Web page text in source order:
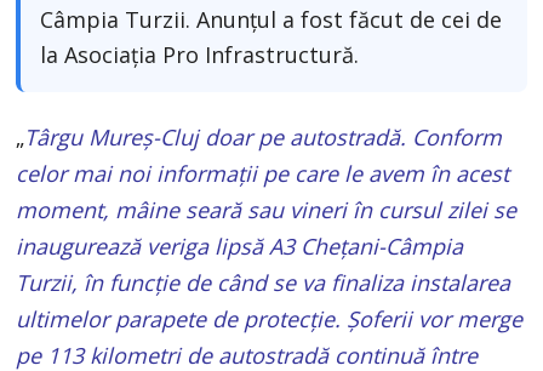
Câmpia Turzii. Anunțul a fost făcut de cei de
la Asociația Pro Infrastructură.
„Târgu Mureș-Cluj doar pe autostradă. Conform
celor mai noi informații pe care le avem în acest
moment, mâine seară sau vineri în cursul zilei se
inaugurează veriga lipsă A3 Chețani-Câmpia
Turzii, în funcție de când se va finaliza instalarea
ultimelor parapete de protecție. Șoferii vor merge
pe 113 kilometri de autostradă continuă între